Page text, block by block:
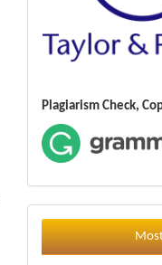
Plagiarism Check,